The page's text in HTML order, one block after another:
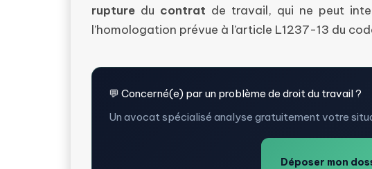
rupture du contrat de travail, qui ne peut
l’homologation prévue à l’article L1237-13 du
💬 Concerné(e) par un problème de droit du travail ?
Un avocat spécialisé analyse gratuitement votre
Déposer mon